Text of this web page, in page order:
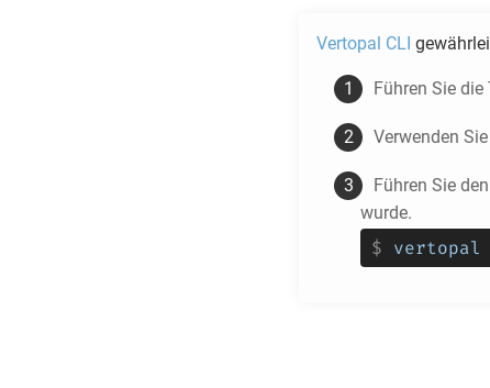
Vertopal CLI
Führen Sie
Verwenden Sie
Führen Sie
wurde.
$ vertopal